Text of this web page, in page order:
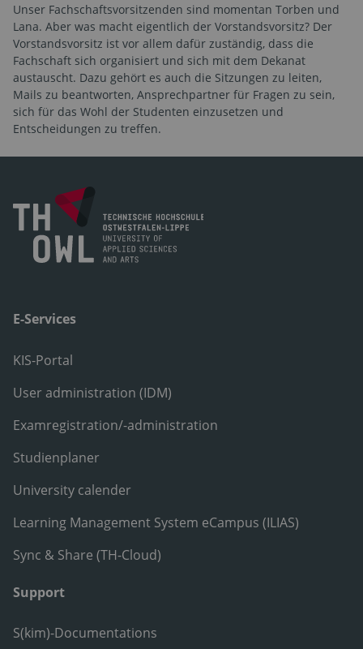
Unser Fachschaftsvorsitzenden sind momentan Torben und
Lana. Aber was macht eigentlich der Vorstandsvorsitz? Der
Vorstandsvorsitz ist vor allem dafür zuständig, dass die
Fachschaft sich organisiert und sich mit dem Dekanat
austauscht. Dazu gehört es auch die Sitzungen zu leiten,
Mails zu beantworten, Ansprechpartner für Fragen zu sein,
sich für das Wohl der Studenten einzusetzen und
Entscheidungen zu treffen.
E-Services
KIS-Portal
User administration (IDM)
Examregistration/-administration
Studienplaner
University calender
Learning Management System eCampus (ILIAS)
Sync & Share (TH-Cloud)
Support
S(kim)-Documentations